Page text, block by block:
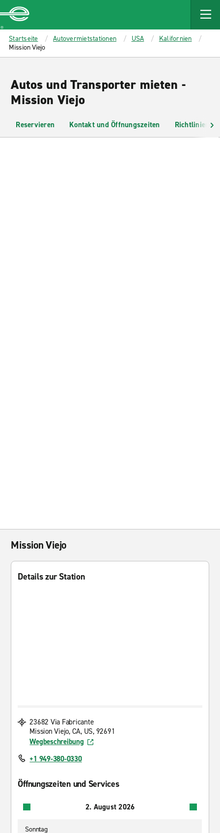
MAIN
CONTENT
Enterprise
Startseite Autovermietstationen USA
Kalifornien
Mission Viejo
Autos und Transporter mieten -
Mission Viejo
Reservieren Kontakt und Öffnungszeiten Richtlinien
Mission Viejo
Details zur Station
23682 Via Fabricante
Mission Viejo, CA, US, 92691
Wegbeschreibung
+1 949-380-0330
Öffnungszeiten und Services
2. August 2026
Sonntag